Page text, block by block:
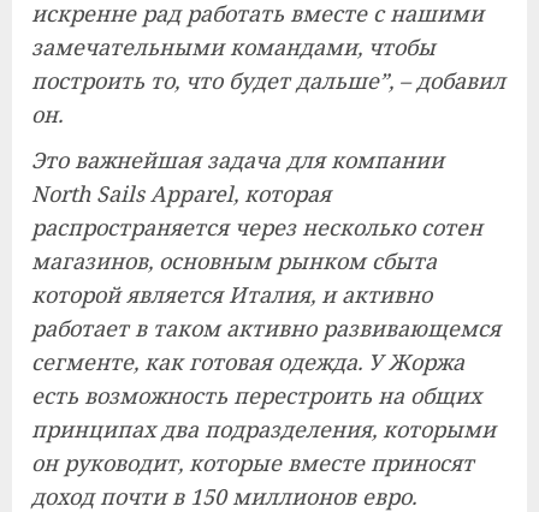
искренне рад работать вместе с нашими
замечательными командами, чтобы
построить то, что будет дальше”, – добавил
он.
Это важнейшая задача для компании
North Sails Apparel, которая
распространяется через несколько сотен
магазинов, основным рынком сбыта
которой является Италия, и активно
работает в таком активно развивающемся
сегменте, как готовая одежда. У Жоржа
есть возможность перестроить на общих
принципах два подразделения, которыми
он руководит, которые вместе приносят
доход почти в 150 миллионов евро.